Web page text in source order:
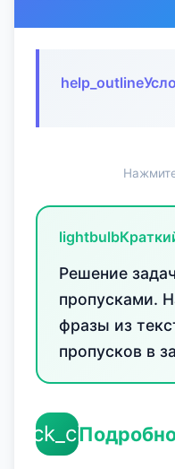
help_outline
lightbulb
Решение
пропусками.
фразы из
пропусков в